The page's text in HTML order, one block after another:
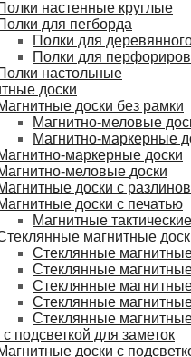
настенные круглые
для пегборда
Полки для
Полки для
настольные
доски
доски без рамки
Магнитно-меловые
Магнитно-маркерные
маркерные доски
меловые доски
доски с
доски с печатью
Магнитные
магнитные
Стеклянные
Стеклянные
Стеклянные
Стеклянные
Стеклянные
подсветкой для заметок
доски с